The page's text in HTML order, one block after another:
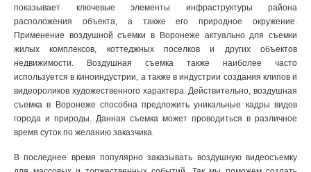
показывает ключевые элементы инфраструктуры района
расположения объекта, а также его природное окружение.
Применение воздушной съемки в Воронеже актуально для съемки
жилых комплексов, коттеджных поселков и других объектов
недвижимости. Воздушная съемка также наиболее часто
используется в киноиндустрии, а также в индустрии создания клипов и
видеороликов художественного характера. Действительно, воздушная
съемка в Воронеже способна предложить уникальные кадры видов
города и природы. Данная съемка может проводиться в различное
время суток по желанию заказчика.
В последнее время популярно заказывать воздушную видеосъемку